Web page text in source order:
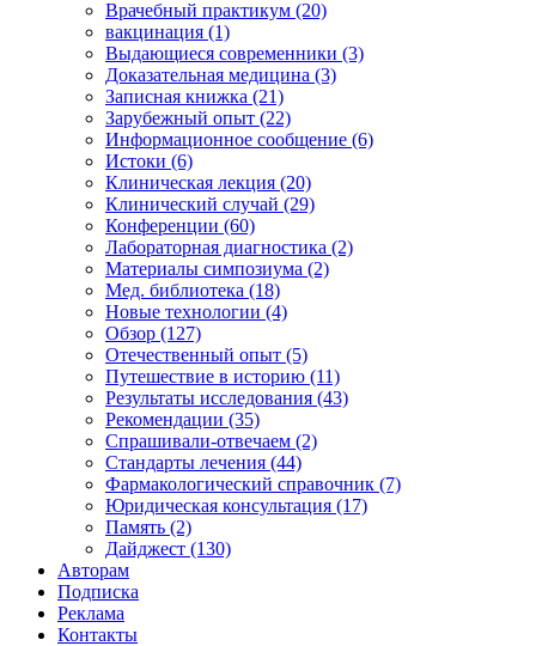
Врачебный практикум (20)
вакцинация (1)
Выдающиеся современники (3)
Доказательная медицина (3)
Записная книжка (21)
Зарубежный опыт (22)
Информационное сообщение (6)
Истоки (6)
Клиническая лекция (20)
Клинический случай (29)
Конференции (60)
Лабораторная диагностика (2)
Материалы симпозиума (2)
Мед. библиотека (18)
Новые технологии (4)
Обзор (127)
Отечественный опыт (5)
Путешествие в историю (11)
Результаты исследования (43)
Рекомендации (35)
Спрашивали-отвечаем (2)
Стандарты лечения (44)
Фармакологический справочник (7)
Юридическая консультация (17)
Память (2)
Дайджест (130)
Авторам
Подписка
Реклама
Контакты